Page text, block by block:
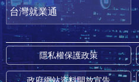
台灣就業通
隱私權保護政策